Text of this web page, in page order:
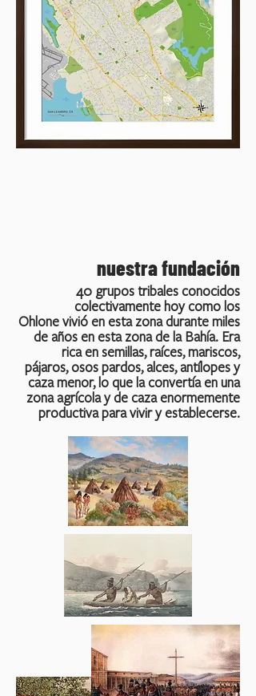
nuestra fundación
40 grupos tribales conocidos
colectivamente hoy como los
Ohlone vivió en esta zona durante miles
de años en esta zona de la Bahía. Era
rica en semillas, raíces, mariscos,
pájaros, osos pardos, alces, antílopes y
caza menor, lo que la convertía en una
zona agrícola y de caza enormemente
productiva para vivir y establecerse.